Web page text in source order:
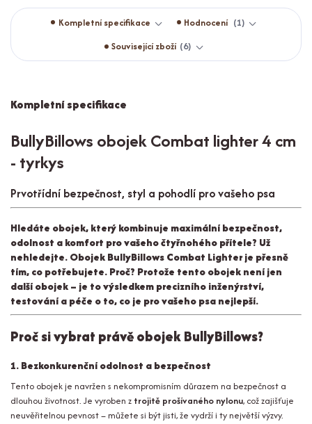
Kompletní specifikace Hodnocení
1
Související zboží 6
Kompletní specifikace
BullyBillows obojek Combat lighter 4 cm
- tyrkys
Prvotřídní bezpečnost, styl a pohodlí pro vašeho psa
Hledáte obojek, který kombinuje maximální bezpečnost,
odolnost a komfort pro vašeho čtyřnohého přítele? Už
nehledejte. Obojek BullyBillows Combat Lighter je přesně
tím, co potřebujete. Proč? Protože tento obojek není jen
další obojek – je to výsledkem precizního inženýrství,
testování a péče o to, co je pro vašeho psa nejlepší.
Proč si vybrat právě obojek BullyBillows?
1. Bezkonkurenční odolnost a bezpečnost
Tento obojek je navržen s nekompromisním důrazem na bezpečnost a
dlouhou životnost. Je vyroben z trojitě prošívaného nylonu, což zajišťuje
neuvěřitelnou pevnost – můžete si být jisti, že vydrží i ty největší výzvy.